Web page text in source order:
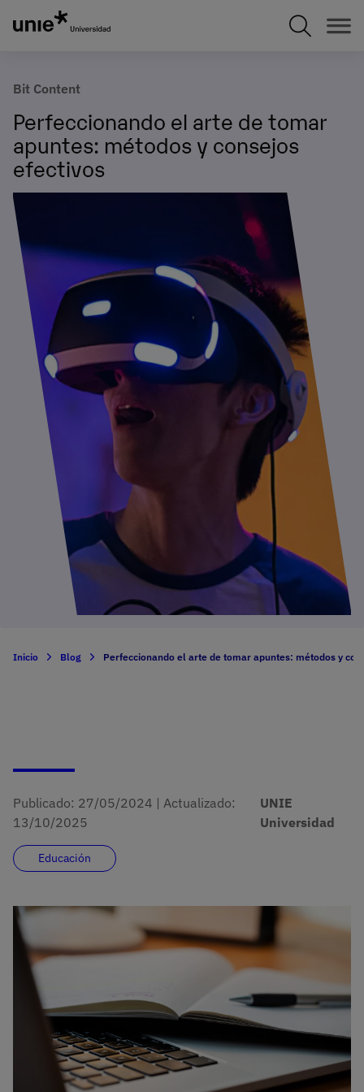
Bit Content
Perfeccionando el arte de tomar
apuntes: métodos y consejos
efectivos
Inicio Blog Perfeccionando el arte de tomar apuntes: métodos y
Publicado: 27/05/2024 | Actualizado:
13/10/2025
UNIE
Universidad
Educación